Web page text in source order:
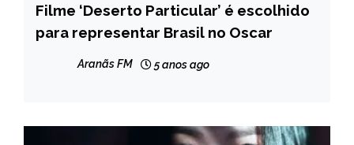
ENTRETENIMENTO
Filme ‘Deserto Particular’ é escolhido
para representar Brasil no Oscar
Aranãs FM 5 anos ago